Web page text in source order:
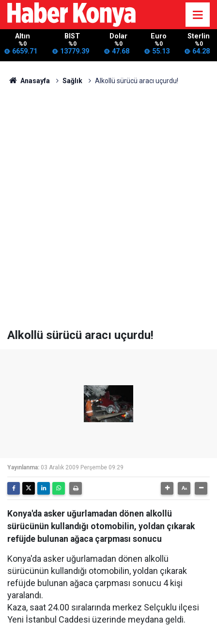
Altın
%0
6659.71
BIST
%0
13779.39
Dolar
%0
47.68
Euro
%0
55.13
Sterlin
%0
64.28
Anasayfa Sağlık Alkollü sürücü aracı uçurdu!
Alkollü sürücü aracı uçurdu!
Yayınlanma: 03 Aralık 2009 Perşembe 09:29
Konya'da asker uğurlamadan dönen alkollü
sürücünün kullandığı otomobilin, yoldan çıkarak
refüjde bulunan ağaca çarpması sonucu
Konya'da asker uğurlamadan dönen alkollü
sürücünün kullandığı otomobilin, yoldan çıkarak
refüjde bulunan ağaca çarpması sonucu 4 kişi
yaralandı.
Kaza, saat 24.00 sıralarında merkez Selçuklu ilçesi
Yeni İstanbul Caddesi üzerinde meydana geldi.